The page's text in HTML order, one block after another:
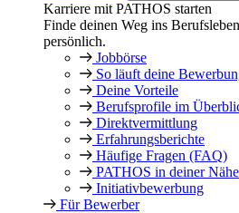
Karriere mit PATHOS starten
Finde deinen Weg ins
persönlich.
Jobbörse
So läuft deine
Deine Vorteile
Berufsprofile im
Direktvermittlung
Erfahrungsberichte
Häufige Fragen (FAQ)
PATHOS in deiner Nähe
Initiativbewerbung
Für Bewerber